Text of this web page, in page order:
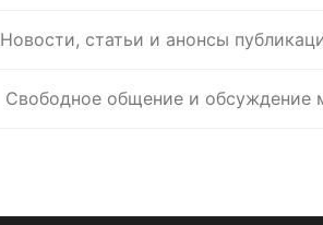
Новости, статьи и анонсы
Свободное общение и обсуждение